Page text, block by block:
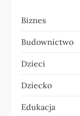
c
j
a
w
p
Biznes
Budownictwo
Dzieci
Dziecko
Edukacja